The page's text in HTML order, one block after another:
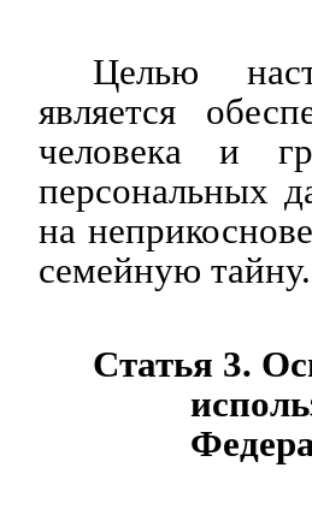
Целью
является
человека и
персональных
на
семейную тайну.
Статья 3.